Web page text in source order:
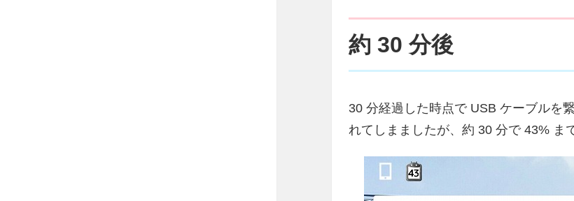
約 30 分後
30 分経過した時点で USB ケーブルを
れてしまましたが、約 30 分で 43% ま